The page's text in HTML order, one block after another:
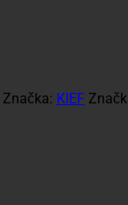
Značka: KIEF